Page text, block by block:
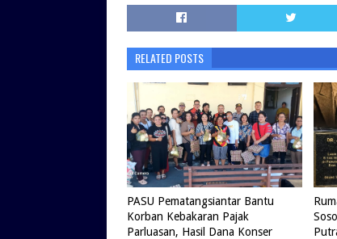
RELATED POSTS
PASU Pematangsiantar Bantu
Korban Kebakaran Pajak
Parluasan, Hasil Dana Konser